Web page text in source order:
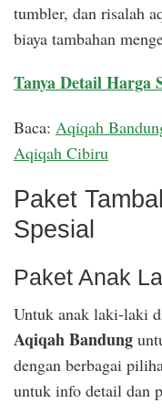
tumbler, dan risalah
biaya tambahan
Tanya Detail Harga
Baca: Aqiqah
Aqiqah Cibiru
Paket
Spesial
Paket Anak
Untuk anak laki-laki
Aqiqah Bandung
dengan berbagai
untuk info detail dan